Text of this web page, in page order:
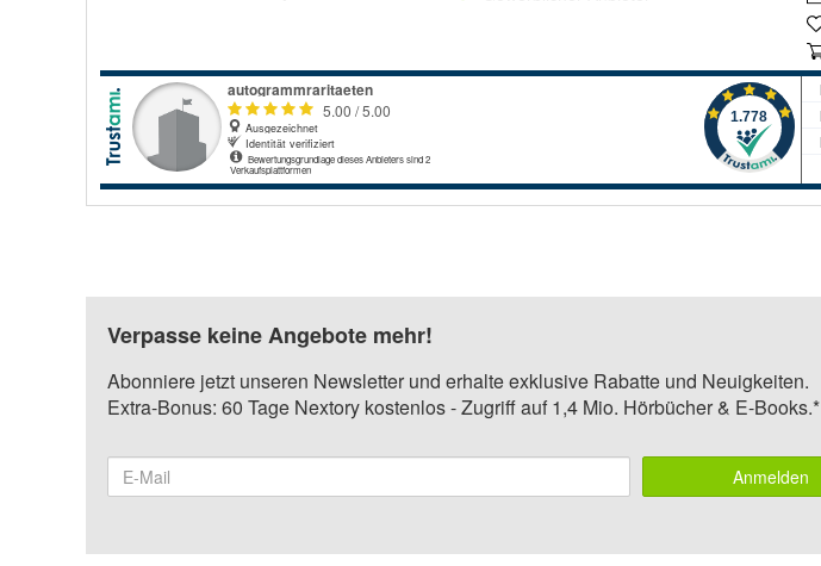
Verpasse keine Angebote mehr!
Abonniere jetzt unseren Newsletter und erhalte exklusive Rabatte und Neuigkeiten.
Extra-Bonus: 60 Tage Nextory kostenlos - Zugriff auf 1,4 Mio. Hörbücher & E-Books.*
Anmelden